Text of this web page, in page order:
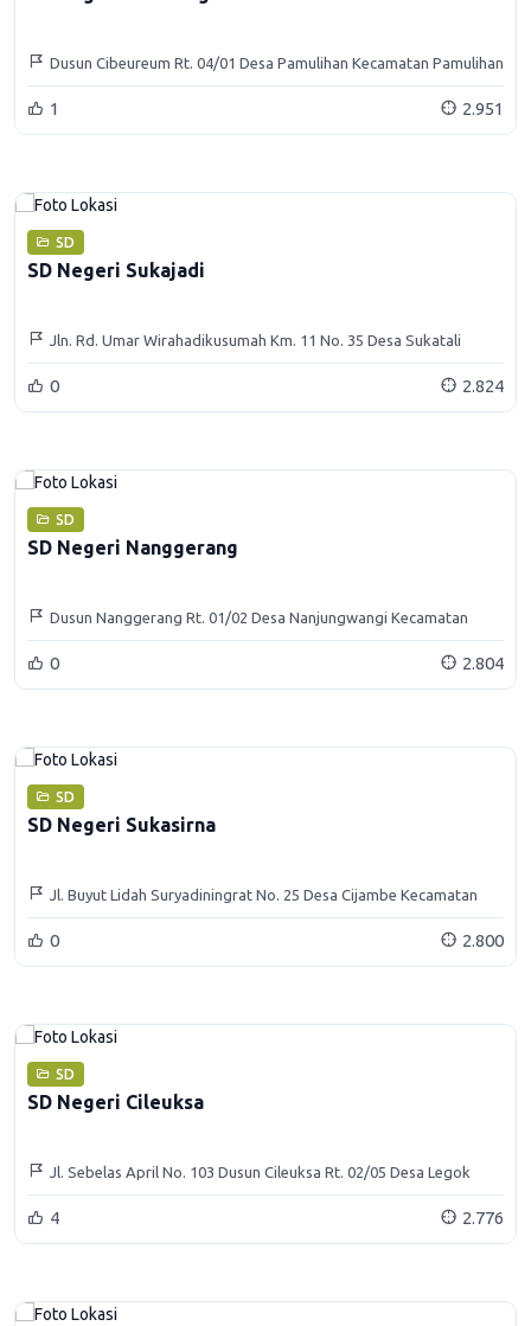
Dusun Cibeureum Rt. 04/01 Desa Pamulihan Kecamatan Pamulihan
Kabupaten Sumedang
1 2.951
SD
SD Negeri Sukajadi
Jln. Rd. Umar Wirahadikusumah Km. 11 No. 35 Desa Sukatali
Kecamatan Situraja Kabupaten Sumedang
0 2.824
SD
SD Negeri Nanggerang
Dusun Nanggerang Rt. 01/02 Desa Nanjungwangi Kecamatan
Surian
0 2.804
SD
SD Negeri Sukasirna
Jl. Buyut Lidah Suryadiningrat No. 25 Desa Cijambe Kecamatan
Paseh Kabupaten Sumedang
0 2.800
SD
SD Negeri Cileuksa
Jl. Sebelas April No. 103 Dusun Cileuksa Rt. 02/05 Desa Legok
Kaler Kecamatan Paseh Kabupaten Sumedang
4 2.776